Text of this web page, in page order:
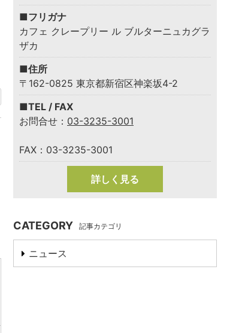
■フリガナ
カフェ クレープリー ル ブルターニュカグラ
ザカ
■住所
〒162-0825 東京都新宿区神楽坂4-2
■TEL / FAX
お問合せ： 03-3235-3001
FAX：03-3235-3001
詳しく見る
CATEGORY 記事カテゴリ
ニュース